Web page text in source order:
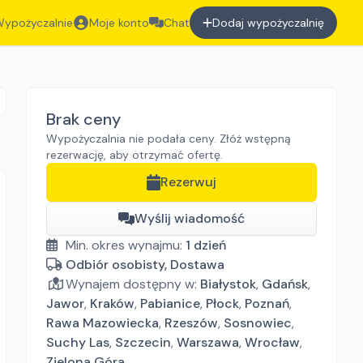
Moje konto Chat Dodaj wypożyczalnię
Brak ceny
Wypożyczalnia nie podała ceny. Złóż wstępną
rezerwację, aby otrzymać ofertę.
Rezerwuj
Wyślij wiadomość
Min. okres wynajmu: 1 dzień
Odbiór osobisty, Dostawa
Wynajem dostępny w: Białystok, Gdańsk,
Jawor, Kraków, Pabianice, Płock, Poznań,
Rawa Mazowiecka, Rzeszów, Sosnowiec,
Suchy Las, Szczecin,Warszawa,Wrocław,